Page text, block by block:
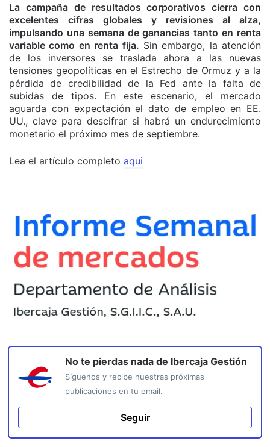
La campaña de resultados corporativos cierra con
excelentes cifras globales y revisiones al alza,
impulsando una semana de ganancias tanto en renta
variable como en renta fija. Sin embargo, la atención
de los inversores se traslada ahora a las nuevas
tensiones geopolíticas en el Estrecho de Ormuz y a la
pérdida de credibilidad de la Fed ante la falta de
subidas de tipos. En este escenario, el mercado
aguarda con expectación el dato de empleo en EE.
UU., clave para descifrar si habrá un endurecimiento
monetario el próximo mes de septiembre.
Lea el artículo completo aqui
No te pierdas nada de Ibercaja Gestión
Síguenos y recibe nuestras próximas
publicaciones en tu email.
Seguir